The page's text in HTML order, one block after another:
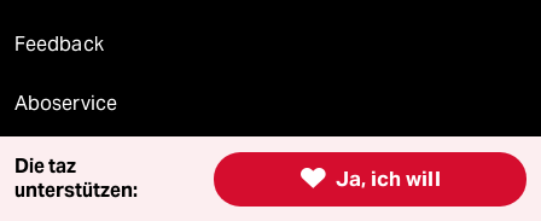
Feedback
Aboservice
ePaper Login
 Ja, ich will
Die taz
unterstützen: